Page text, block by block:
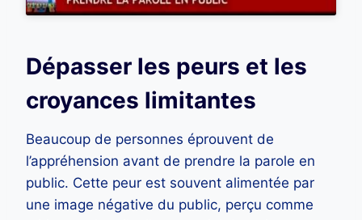
Dépasser les peurs et les
croyances limitantes
Beaucoup de personnes éprouvent de
l’appréhension avant de prendre la parole en
public. Cette peur est souvent alimentée par
une image négative du public, perçu comme